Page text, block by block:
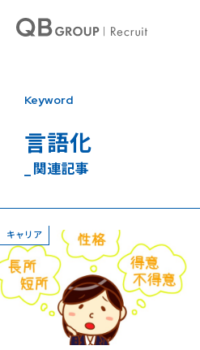
Keyword
言語化
_ 関連記事
キャリア